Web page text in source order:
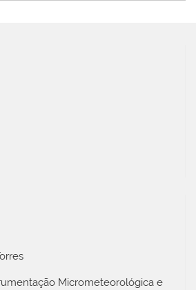
Micrometeorológica e